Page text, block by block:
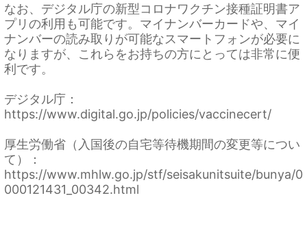
なお、デジタル庁の新型コロナワクチン接種証明書ア
プリの利用も可能です。マイナンバーカードや、マイ
ナンバーの読み取りが可能なスマートフォンが必要に
なりますが、これらをお持ちの方にとっては非常に便
利です。
デジタル庁：
https://www.digital.go.jp/policies/vaccinecert/
厚生労働省（入国後の自宅等待機期間の変更等につい
て）：
https://www.mhlw.go.jp/stf/seisakunitsuite/bunya/0
000121431_00342.html